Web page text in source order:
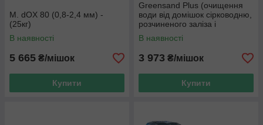
M. dOX 80 (0,8-2,4 мм) -
(25кг)
В наявності
5 665 ₴/мішок
Купити
Greensand Plus (очищення
води від домішок сірководню,
розчиненого заліза і
марганцю) (14,2 л) (ціна з
ПДВ)
В наявності
3 973 ₴/мішок
Купити